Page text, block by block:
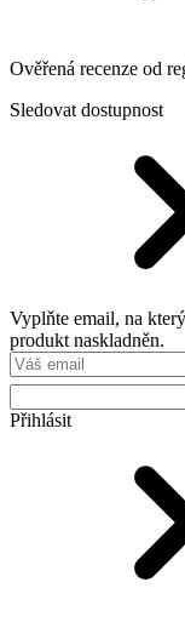
Ověřená recenze od
Sledovat dostupnost
Vyplňte email, na
produkt naskladněn.
Přihlásit